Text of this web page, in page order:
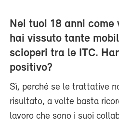
Nei tuoi 18 anni
hai vissuto tante
scioperi tra le ITC.
positivo?
Sì, perché se le trattative
risultato, a volte basta
lavoro che sono i suoi